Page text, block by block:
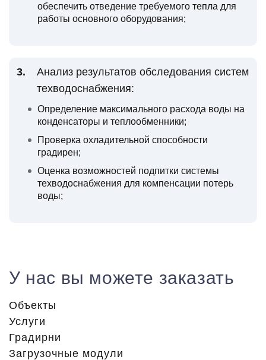
обеспечить отведение требуемого тепла для
работы основного оборудования;
Анализ результатов обследования систем
техводоснабжения:
Определение максимального расхода воды на
конденсаторы и теплообменники;
Проверка охладительной способности
градирен;
Оценка возможностей подпитки системы
техводоснабжения для компенсации потерь
воды;
У нас вы можете заказать
Объекты
Услуги
Градирни
Загрузочные модули